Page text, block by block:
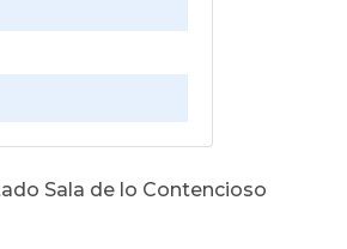
Sala de lo Contencioso